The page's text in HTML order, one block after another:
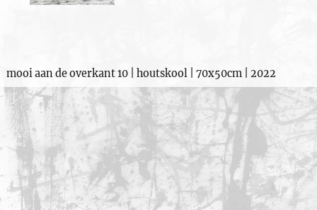
mooi aan de overkant 10 | houtskool | 70x50cm | 2022